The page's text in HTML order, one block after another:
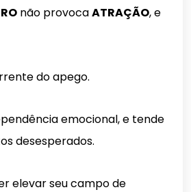
não provocaATRAÇÃO, e
do apego.
emocional, e tende
desesperados.
elevar seu campo de